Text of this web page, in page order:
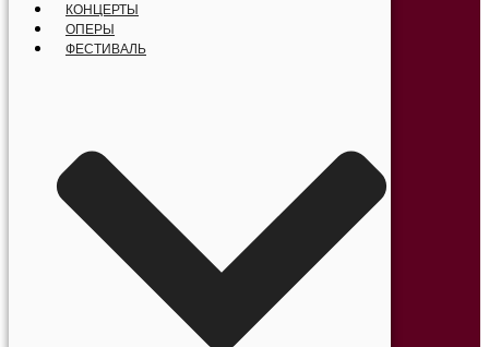
КОНЦЕРТЫ
ОПЕРЫ
ФЕСТИВАЛЬ